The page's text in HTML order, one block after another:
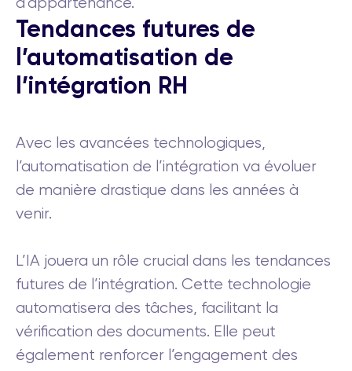
Tendances futures de
l’automatisation de
l’intégration RH
Avec les avancées technologiques,
l’automatisation de l’intégration va évoluer
de manière drastique dans les années à
venir.
L’IA jouera un rôle crucial dans les tendances
futures de l’intégration. Cette technologie
automatisera des tâches, facilitant la
vérification des documents. Elle peut
également renforcer l’engagement des